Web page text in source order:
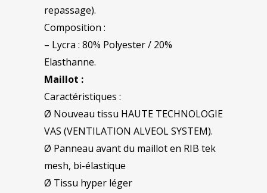
repassage).
Composition :
– Lycra : 80% Polyester / 20%
Elasthanne.
Maillot :
Caractéristiques :
Ø Nouveau tissu HAUTE TECHNOLOGIE
VAS (VENTILATION ALVEOL SYSTEM).
Ø Panneau avant du maillot en RIB tek
mesh, bi-élastique
Ø Tissu hyper léger